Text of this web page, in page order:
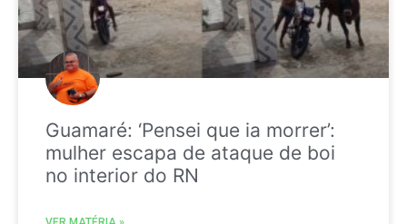
Guamaré: ‘Pensei que ia morrer’:
mulher escapa de ataque de boi
no interior do RN